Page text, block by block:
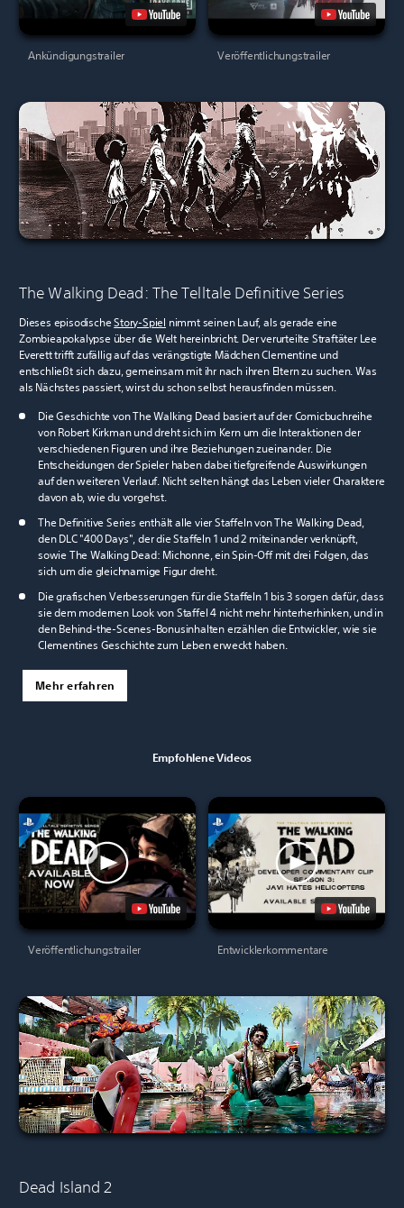
Ankündigungstrailer Veröffentlichungstrailer
The Walking Dead: The Telltale Definitive Series
Dieses episodischeStory-Spiel nimmt seinen Lauf, als gerade eine
Zombieapokalypse über die Welt hereinbricht. Der verurteilte Straftäter Lee
Everett trifft zufällig auf das verängstigte Mädchen Clementine und
entschließt sich dazu, gemeinsam mit ihr nach ihren Eltern zu suchen. Was
als Nächstes passiert, wirst du schon selbst herausfinden müssen.
Die Geschichte von The Walking Dead basiert auf der Comicbuchreihe
von Robert Kirkman und dreht sich im Kern um die Interaktionen der
verschiedenen Figuren und ihre Beziehungen zueinander. Die
Entscheidungen der Spieler haben dabei tiefgreifende Auswirkungen
auf den weiteren Verlauf. Nicht selten hängt das Leben vieler Charaktere
davon ab, wie du vorgehst.
The Definitive Series enthält alle vier Staffeln von The Walking Dead,
den DLC "400 Days", der die Staffeln 1 und 2 miteinander verknüpft,
sowie The Walking Dead: Michonne, ein Spin-Off mit drei Folgen, das
sich um die gleichnamige Figur dreht.
Die grafischen Verbesserungen für die Staffeln 1 bis 3 sorgen dafür, dass
sie dem modernen Look von Staffel 4 nicht mehr hinterherhinken, und in
den Behind-the-Scenes-Bonusinhalten erzählen die Entwickler, wie sie
Clementines Geschichte zum Leben erweckt haben.
Mehr erfahren
Empfohlene Videos
Veröffentlichungstrailer Entwicklerkommentare
Dead Island 2